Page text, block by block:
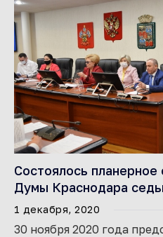
Состоялось
Думы Краснодара
1 декабря, 2020
30 ноября 2020 года